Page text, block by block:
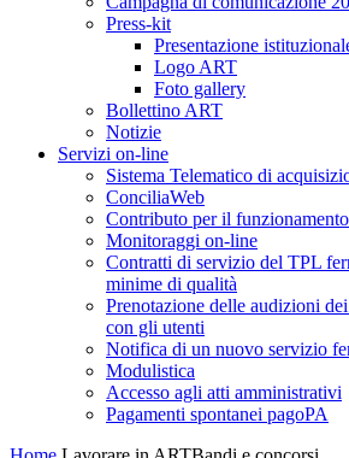
Press-kit
Presentazione
Logo ART
Foto gallery
Bollettino ART
Notizie
Servizi on-line
Sistema Telematico di
ConciliaWeb
Contributo per il
Monitoraggi on-line
Contratti di servizio del TPL
minime di qualità
Prenotazione delle audizioni
con gli utenti
Notifica di un nuovo servizio
Modulistica
Accesso agli atti amministrativi
Pagamenti spontanei pagoPA